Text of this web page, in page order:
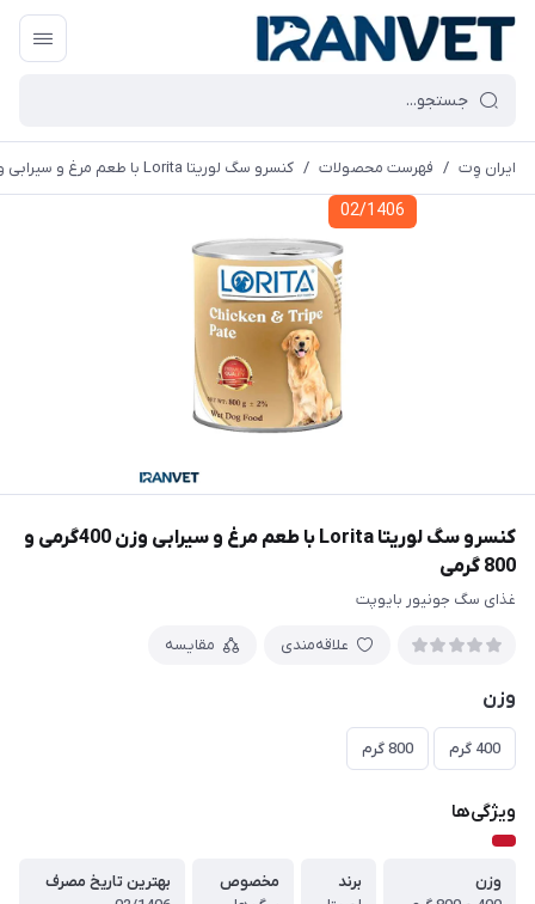
ایران وِت / فهرست محصولات / کنسرو سگ لوریتا Lorita با طعم مرغ و سیرابی وزن 400گرمی و 800 گرمی
02/1406
کنسرو سگ لوریتا Lorita با طعم مرغ و سیرابی وزن 400گرمی و
800 گرمی
غذای سگ جونیور بایوپت
علاقه‌مندی مقایسه
وزن
400 گرم 800 گرم
ویژگی‌ها
وزن
برند
مخصوص
بهترین تاریخ مصرف